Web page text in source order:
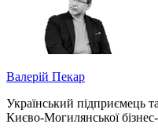
Валерій Пекар
Український підприємець
Києво-Могилянської